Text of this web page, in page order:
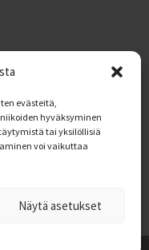
evästeitä,
hyväksyminen
tai yksilöllisiä
voi vaikuttaa
Näytä asetukset